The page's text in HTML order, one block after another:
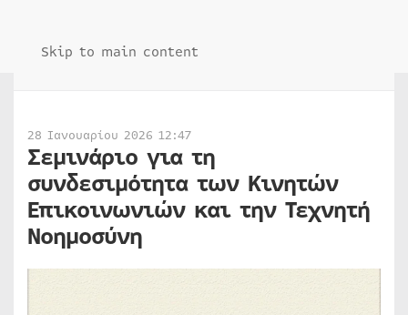
Skip to main content
28 Ιανουαρίου 2026 12:47
Σεμινάριο για τη
συνδεσιμότητα των Κινητών
Επικοινωνιών και την Τεχνητή
Νοημοσύνη